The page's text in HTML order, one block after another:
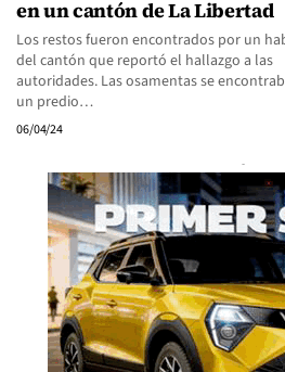
en un cantón de La Libertad
Los restos fueron encontrados por un
del cantón que reportó el hallazgo a las
autoridades. Las osamentas se
un predio…
06/04/24